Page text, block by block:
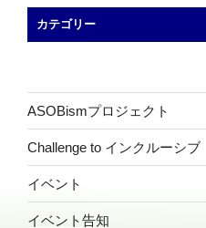
カテゴリー
ASOBismプロジェクト
Challenge to インクルーシブ
イベント
イベント告知